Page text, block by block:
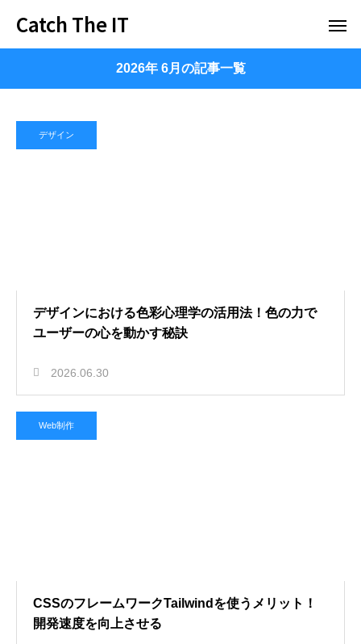
Catch The IT
2026年 6月の記事一覧
デザイン
デザインにおける色彩心理学の活用法！色の力で
ユーザーの心を動かす秘訣
2026.06.30
Web制作
CSSのフレームワークTailwindを使うメリット！
開発速度を向上させる